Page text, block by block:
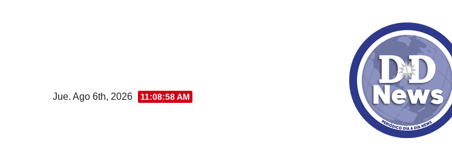
Jue. Ago 6th, 2026 11:08:59 AM